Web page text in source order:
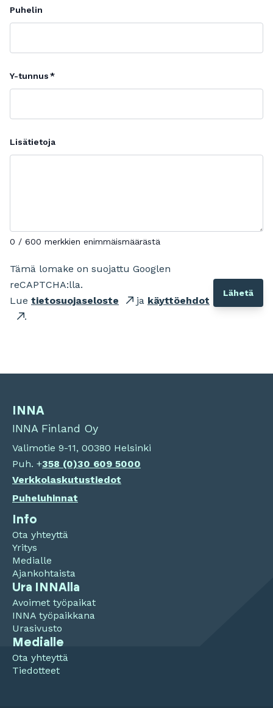
Puhelin
Y-tunnus
Lisätietoja
0 / 600 merkkien enimmäismäärästä
Tämä lomake on suojattu Googlen
reCAPTCHA:lla.
Lue tietosuojaseloste ja käyttöehdot
.
INNA
INNA Finland Oy
Valimotie 9-11, 00380 Helsinki
Puh. +358 (0)30 609 5000
Verkkolaskutustiedot
Puheluhinnat
Info
Ota yhteyttä
Yritys
Medialle
Ajankohtaista
Ura INNAlla
Avoimet työpaikat
INNA työpaikkana
Urasivusto
Medialle
Ota yhteyttä
Tiedotteet